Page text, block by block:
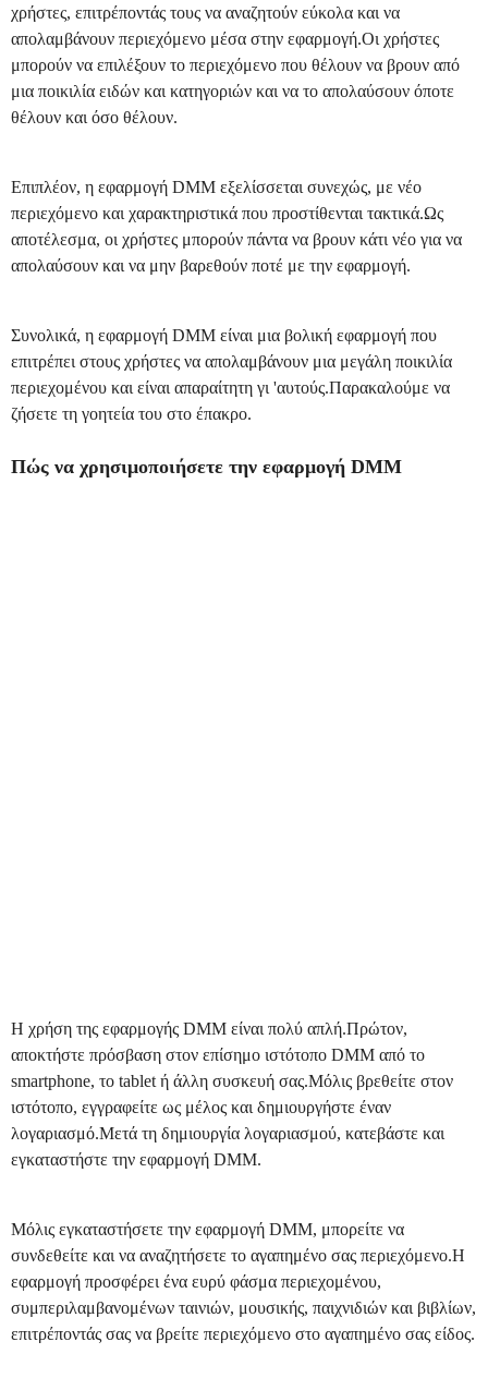
χρήστες, επιτρέποντάς τους να αναζητούν εύκολα και να
απολαμβάνουν περιεχόμενο μέσα στην εφαρμογή.Οι χρήστες
μπορούν να επιλέξουν το περιεχόμενο που θέλουν να βρουν από
μια ποικιλία ειδών και κατηγοριών και να το απολαύσουν όποτε
θέλουν και όσο θέλουν.
Επιπλέον, η εφαρμογή DMM εξελίσσεται συνεχώς, με νέο
περιεχόμενο και χαρακτηριστικά που προστίθενται τακτικά.Ως
αποτέλεσμα, οι χρήστες μπορούν πάντα να βρουν κάτι νέο για να
απολαύσουν και να μην βαρεθούν ποτέ με την εφαρμογή.
Συνολικά, η εφαρμογή DMM είναι μια βολική εφαρμογή που
επιτρέπει στους χρήστες να απολαμβάνουν μια μεγάλη ποικιλία
περιεχομένου και είναι απαραίτητη γι 'αυτούς.Παρακαλούμε να
ζήσετε τη γοητεία του στο έπακρο.
Πώς να χρησιμοποιήσετε την εφαρμογή DMM
Η χρήση της εφαρμογής DMM είναι πολύ απλή.Πρώτον,
αποκτήστε πρόσβαση στον επίσημο ιστότοπο DMM από το
smartphone, το tablet ή άλλη συσκευή σας.Μόλις βρεθείτε στον
ιστότοπο, εγγραφείτε ως μέλος και δημιουργήστε έναν
λογαριασμό.Μετά τη δημιουργία λογαριασμού, κατεβάστε και
εγκαταστήστε την εφαρμογή DMM.
Μόλις εγκαταστήσετε την εφαρμογή DMM, μπορείτε να
συνδεθείτε και να αναζητήσετε το αγαπημένο σας περιεχόμενο.Η
εφαρμογή προσφέρει ένα ευρύ φάσμα περιεχομένου,
συμπεριλαμβανομένων ταινιών, μουσικής, παιχνιδιών και βιβλίων,
επιτρέποντάς σας να βρείτε περιεχόμενο στο αγαπημένο σας είδος.